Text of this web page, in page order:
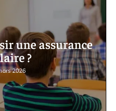
une assurance
?
2026